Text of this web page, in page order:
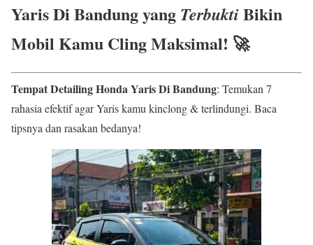
Yaris Di Bandung yang TerbuktiBikin
Mobil Kamu Cling Maksimal! 🚀
Tempat Detailing Honda Yaris Di Bandung: Temukan 7
rahasia efektif agar Yaris kamu kinclong & terlindungi. Baca
tipsnya dan rasakan bedanya!